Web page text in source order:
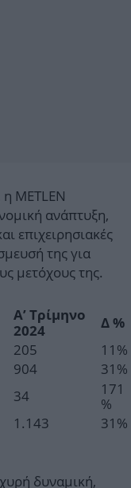
METLEN
ανάπτυξη,
επιχειρησιακές
της για
μετόχους της.
Α’ Τρίμηνο
2024
Δ %
205 11%
904 31%
34
171
%
1.143 31%
δυναμική,